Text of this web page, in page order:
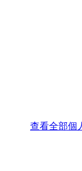
查看全部個